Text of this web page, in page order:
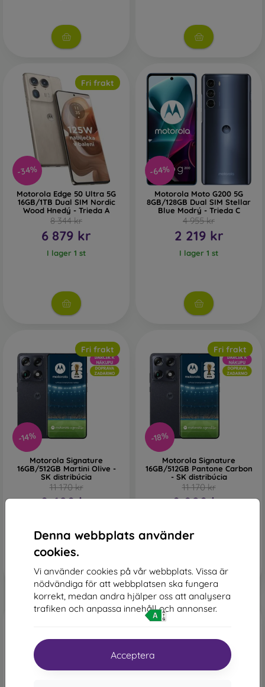
Denna webbplats använder
cookies.
Vi använder cookies på vår webbplats. Vissa är
nödvändiga för att webbplatsen ska fungera
korrekt, medan andra hjälper oss att analysera
trafiken och anpassa innehåll och annonser.
Acceptera
-34%
Fri frakt
Motorola Edge 50 Ultra 5G
16GB/1TB Dual SIM Nordic
Wood Hnedý - Trieda A
8 344 kr
6 879 kr
I lager 1 st
-64%
Motorola Moto G200 5G
8GB/128GB Dual SIM Stellar
Blue Modrý - Trieda C
4 955 kr
2 219 kr
I lager 1 st
-14%
Fri frakt
Motorola Signature
16GB/512GB Martini Olive -
SK distribúcia
11 170 kr
9 609 kr
-18%
Fri frakt
Motorola Signature
16GB/512GB Pantone Carbon
- SK distribúcia
11 170 kr
9 209 kr